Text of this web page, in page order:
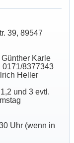
39, 89547
Karle
0171/8377343
Heller
und 3 evtl.
Uhr (wenn in